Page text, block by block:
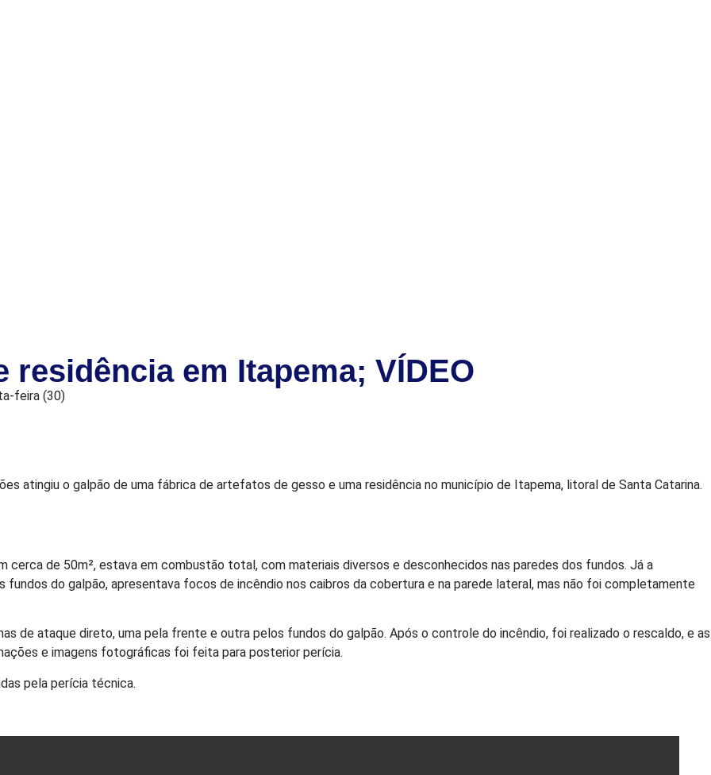
residência em Itapema; VÍDEO
feira (30)
atingiu o galpão de uma fábrica de artefatos de gesso e uma residência no município de Itapema, litoral de Santa Catarina.
cerca de 50m², estava em combustão total, com materiais diversos e desconhecidos nas paredes dos fundos. Já a
fundos do galpão, apresentava focos de incêndio nos caibros da cobertura e na parede lateral, mas não foi completamente
de ataque direto, uma pela frente e outra pelos fundos do galpão. Após o controle do incêndio, foi realizado o rescaldo, e as
e imagens fotográficas foi feita para posterior perícia.
pela perícia técnica.